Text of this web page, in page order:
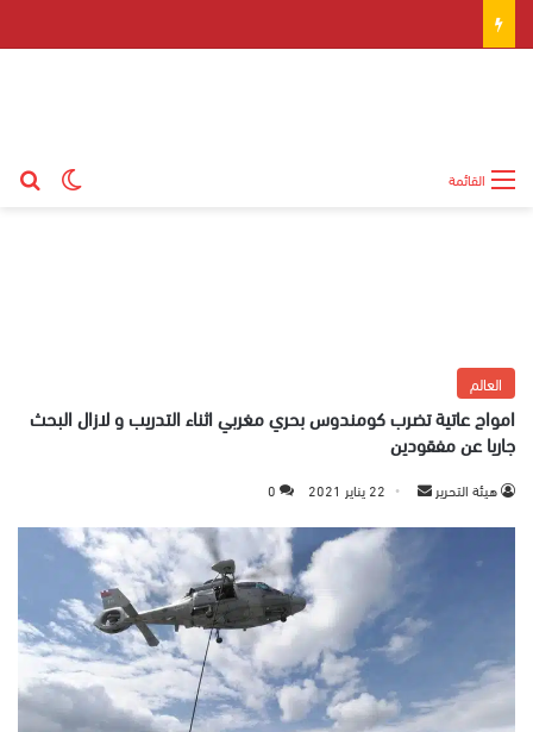
القائمة
العالم
امواج عاتية تضرب كومندوس بحري مغربي اثناء التدريب و لازال البحث
جاريا عن مفقودين
هيئة التحرير
ا
22 يناير 2021 0